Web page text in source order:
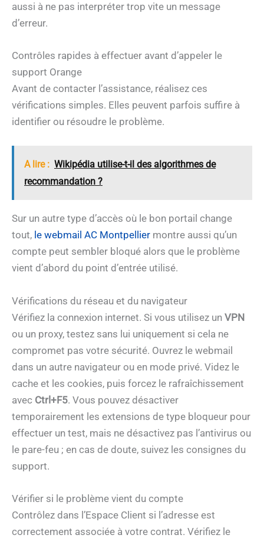
aussi à ne pas interpréter trop vite un message
d’erreur.
Contrôles rapides à effectuer avant d’appeler le
support Orange
Avant de contacter l’assistance, réalisez ces
vérifications simples. Elles peuvent parfois suffire à
identifier ou résoudre le problème.
A lire : Wikipédia utilise-t-il des algorithmes de
recommandation ?
Sur un autre type d’accès où le bon portail change
tout, le webmail AC Montpellier montre aussi qu’un
compte peut sembler bloqué alors que le problème
vient d’abord du point d’entrée utilisé.
Vérifications du réseau et du navigateur
Vérifiez la connexion internet. Si vous utilisez un VPN
ou un proxy, testez sans lui uniquement si cela ne
compromet pas votre sécurité. Ouvrez le webmail
dans un autre navigateur ou en mode privé. Videz le
cache et les cookies, puis forcez le rafraîchissement
avec Ctrl+F5. Vous pouvez désactiver
temporairement les extensions de type bloqueur pour
effectuer un test, mais ne désactivez pas l’antivirus ou
le pare-feu ; en cas de doute, suivez les consignes du
support.
Vérifier si le problème vient du compte
Contrôlez dans l’Espace Client si l’adresse est
correctement associée à votre contrat. Vérifiez le